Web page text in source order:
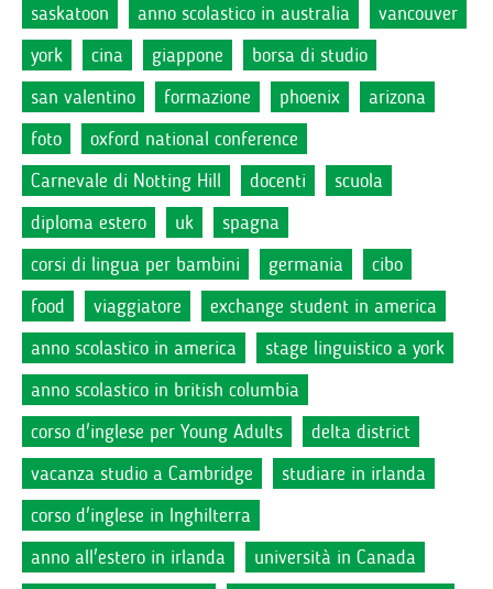
saskatoon
anno scolastico in australia
vancouver
york
cina giappone
borsa di studio
san valentino
formazione phoenix
arizona
foto
oxford national conference
Carnevale di Notting Hill
docenti
scuola
diploma estero
uk
spagna
corsi di lingua per bambini
germania
cibo
food
viaggiatore
exchange student in america
anno scolastico in america
stage linguistico a york
anno scolastico in british columbia
corso d'inglese per Young Adults
delta district
vacanza studio a Cambridge
studiare in irlanda
corso d'inglese in Inghilterra
anno all'estero in irlanda
università in Canada